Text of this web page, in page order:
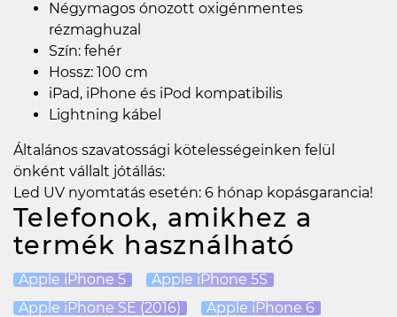
Négymagos ónozott oxigénmentes
rézmaghuzal
Szín: fehér
Hossz: 100 cm
iPad, iPhone és iPod kompatibilis
Lightning kábel
Általános szavatossági kötelességeinken felül
önként vállalt jótállás:
Led UV nyomtatás esetén: 6 hónap kopásgarancia!
Telefonok, amikhez a
termék használható
Apple iPhone 5
Apple iPhone 5S
Apple iPhone SE (2016)
Apple iPhone 6